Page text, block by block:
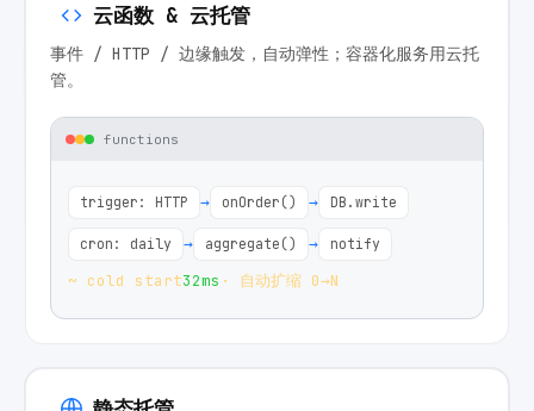
云函数 & 云托管
事件 / HTTP / 边缘触发，自动弹性；容器化服务用云托
管。
functions
trigger: HTTP → onOrder() → DB.write
cron: daily → aggregate() → notify
~ cold start32ms · 自动扩缩 0→N